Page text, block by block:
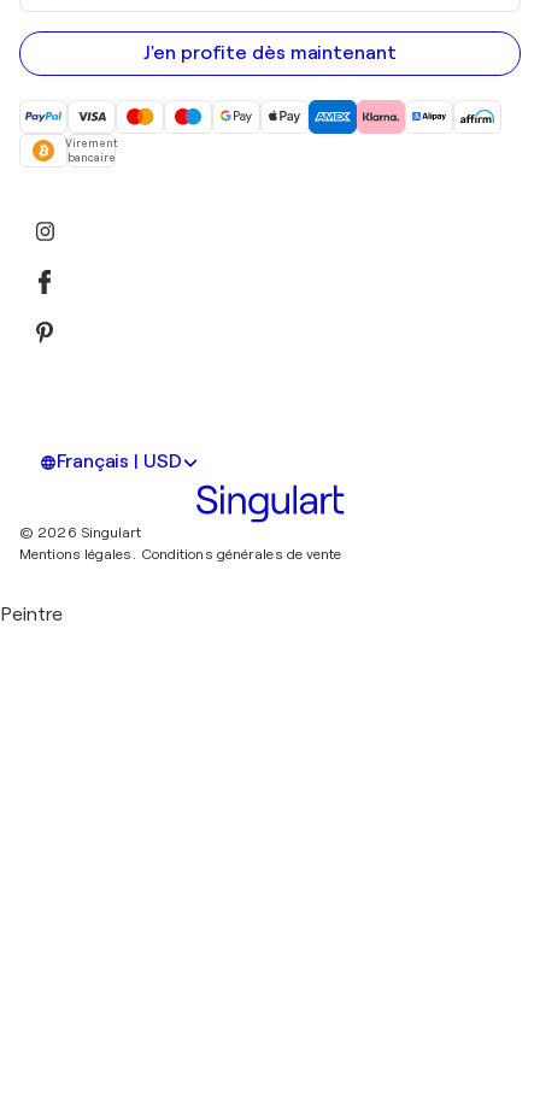
adresse
e-
mail
J'en profite dès maintenant
Virement
bancaire
Français | USD
© 2026 Singulart
Mentions légales. Conditions générales de vente
Peintre